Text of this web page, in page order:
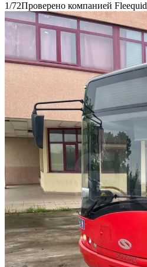
1/72Проверено компанией Fleequid